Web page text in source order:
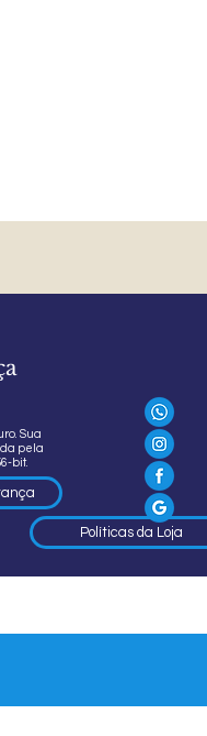
Sua
pela
bit.
Políticas da Loja